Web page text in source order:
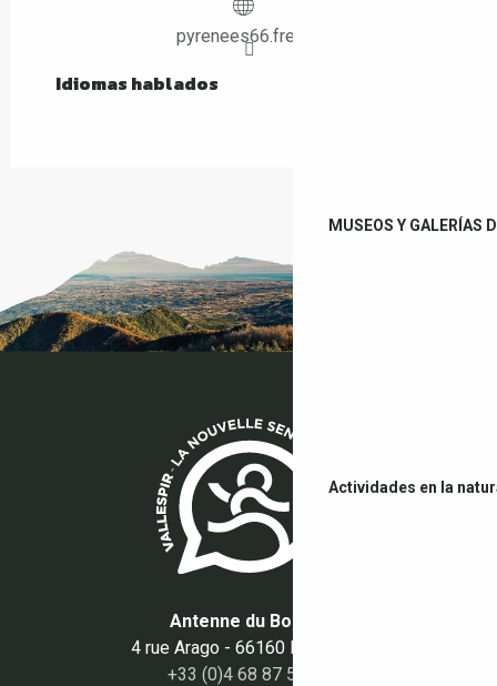
MUSEOS Y GALERÍAS
Actividades en la
pyrenees66.free.fr
Idiomas hablados
Idiomas hablados
Antenne du Boulou
4 rue Arago - 66160 Le Boulou
+33 (0)4 68 87 50 95